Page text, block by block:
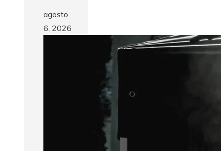
agosto
6, 2026